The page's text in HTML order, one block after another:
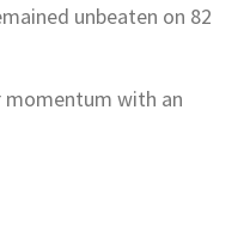
unbeaten on 82
momentum with an